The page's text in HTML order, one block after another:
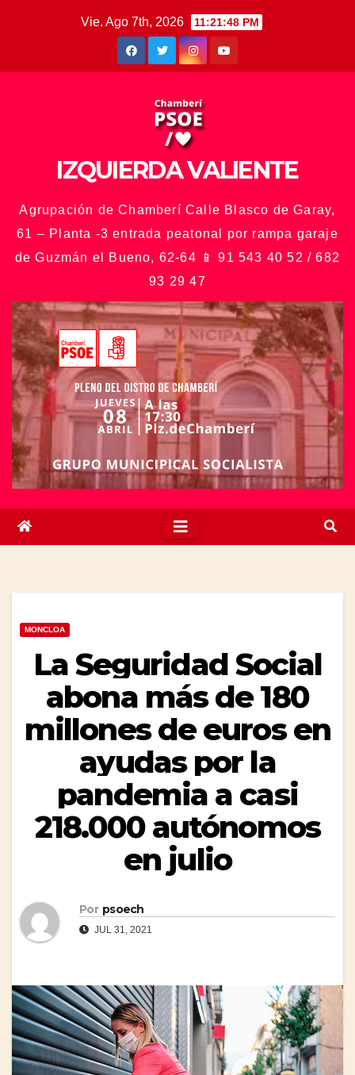
Vie. Ago 7th, 2026 11:21:50 PM
IZQUIERDA VALIENTE
Agrupación de Chamberí Calle Blasco de Garay,
61 – Planta -3 entrada peatonal por rampa garaje
de Guzmán el Bueno, 62-64 📱 91 543 40 52 / 682
93 29 47
MONCLOA
La Seguridad Social
abona más de 180
millones de euros en
ayudas por la
pandemia a casi
218.000 autónomos
en julio
Por psoech
JUL 31, 2021